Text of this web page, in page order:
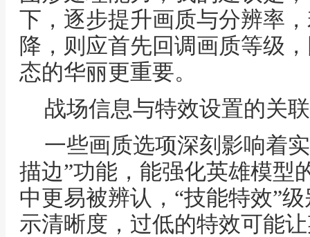
下，逐步提升画质与分辨率
降，则应首先回调画质等级
态的华丽更重要。
战场信息与特效设置的关联
一些画质选项深刻影响着
描边”功能，能强化英雄模型
中更易被辨认，“技能特效”
示清晰度，过低的特效可能